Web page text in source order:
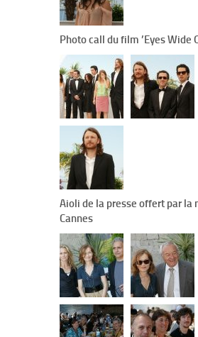
Photo call du film ’Eyes Wide
Aioli de la presse offert par la
Cannes